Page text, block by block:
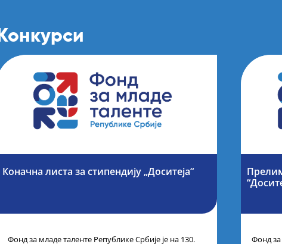
Конкурси
Коначна листа за стипендију „Доситеја“
Фонд за младе таленте Републике Србије је на 130.
Фонд за